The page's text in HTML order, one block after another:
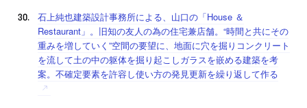
石上純也建築設計事務所による、山口の「House ＆
Restaurant」。旧知の友人の為の住宅兼店舗。“時間と共にその
重みを増していく”空間の要望に、地面に穴を掘りコンクリート
を流して土の中の躯体を掘り起こしガラスを嵌める建築を考
案。不確定要素を許容し使い方の発見更新を繰り返して作る